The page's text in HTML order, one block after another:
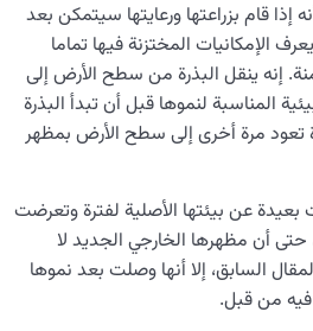
إذا قام بزراعتها ورعايتها سيتمكن بعد
الإمكانيات المختزنة فيها تماما
إنه ينقل البذرة من سطح الأرض إلى
المناسبة لنموها قبل أن تبدأ البذرة
تعود مرة أخرى إلى سطح الأرض بمظهر
بعيدة عن بيئتها الأصلية لفترة وتعرضت
أن مظهرها الخارجي الجديد لا
السابق، إلا أنها وصلت بعد نموها
من قبل.